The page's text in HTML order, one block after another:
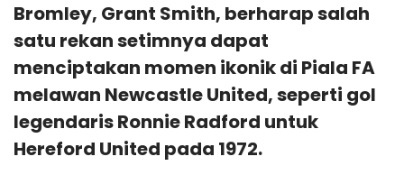
Bromley, Grant Smith, berharap salah
satu rekan setimnya dapat
menciptakan momen ikonik di Piala FA
melawan Newcastle United, seperti gol
legendaris Ronnie Radford untuk
Hereford United pada 1972.